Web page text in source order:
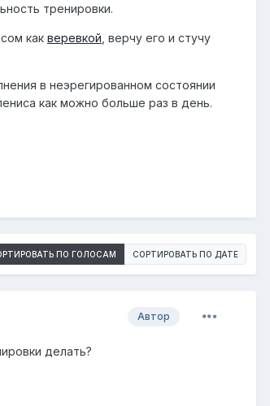
тренировки.
как веревкой , верчу его и стучу
в неэрегированном состоянии
как можно больше раз в день.
ПО ГОЛОСАМ СОРТИРОВАТЬ ПО ДАТЕ
Автор
делать?